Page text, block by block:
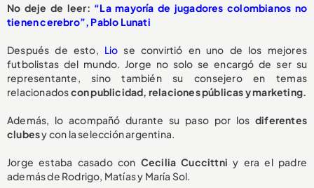
No deje de leer: “La mayoría de jugadores colombianos no
tienen cerebro”, Pablo Lunati
Después de esto, Lio se convirtió en uno de los mejores
futbolistas del mundo. Jorge no solo se encargó de ser su
representante, sino también su consejero en temas
relacionadoscon publicidad, relaciones públicas y marketing.
Además, lo acompañó durante su paso por los diferentes
clubesy con la selección argentina.
Jorge estaba casado con Cecilia Cuccittniy era el padre
además de Rodrigo, Matías y María Sol.